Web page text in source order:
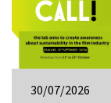
30/07/2026